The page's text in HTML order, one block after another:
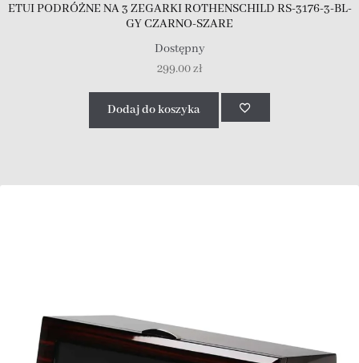
ETUI PODRÓŻNE NA 3 ZEGARKI ROTHENSCHILD RS-3176-3-BL-
GY CZARNO-SZARE
Dostępny
299.00zł
Dodaj do koszyka